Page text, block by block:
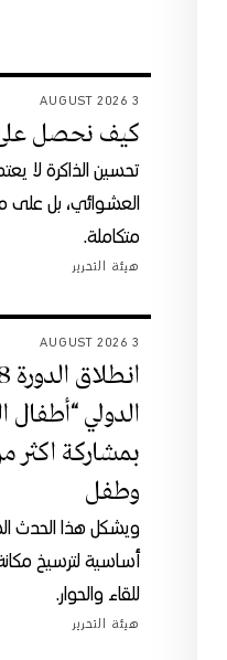
3 AUGUST 2026
كيف نحصل على
تحسين الذاكرة لا
العشوائي، بل على
متكاملة.
هيئة التحرير
3 AUGUST 2026
الدولي “أطفال
وطفل
ويشكل هذا الحدث
أساسية لترسيخ
للقاء والحوار.
هيئة التحرير